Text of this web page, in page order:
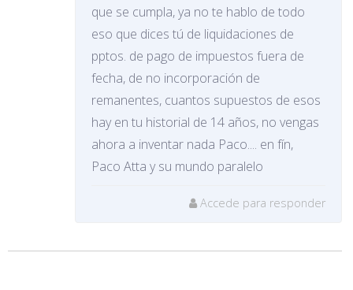
que se cumpla, ya no te hablo de todo
eso que dices tú de liquidaciones de
pptos. de pago de impuestos fuera de
fecha, de no incorporación de
remanentes, cuantos supuestos de esos
hay en tu historial de 14 años, no vengas
ahora a inventar nada Paco.... en fín,
Paco Atta y su mundo paralelo
Accede para responder